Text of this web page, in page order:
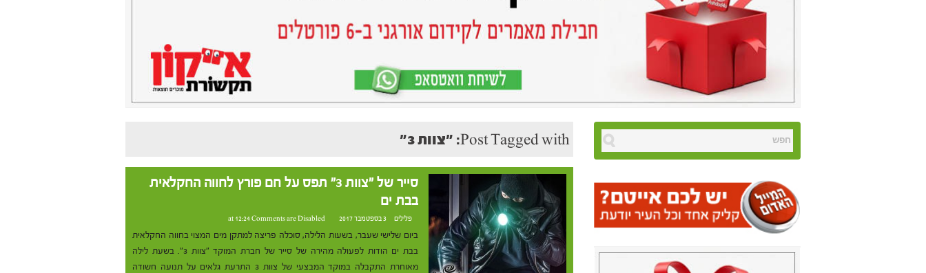
Post Tagged with: "צוות 3"
סייר של "צוות 3" תפס על חם פורץ לחווה החקלאית
בבת ים
פלילים 3 בספטמבר 2017 at 12:24 Comments are Disabled
ביום שלישי שעבר, בשעות הלילה, סוכלה פריצה למתקן מים המצוי בחווה החקלאית
בבת ים הודות לפעולה מהירה של סייר של חברת המוקד "צוות 3". בשעת לילה
מאוחרת התקבלה במוקד המבצעי של צוות 3 התרעת גלאים על תנועה חשודה